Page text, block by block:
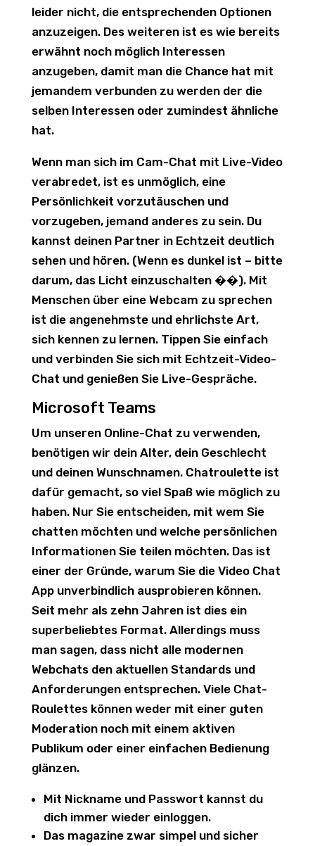
leider nicht, die entsprechenden Optionen
anzuzeigen. Des weiteren ist es wie bereits
erwähnt noch möglich Interessen
anzugeben, damit man die Chance hat mit
jemandem verbunden zu werden der die
selben Interessen oder zumindest ähnliche
hat.
Wenn man sich im Cam-Chat mit Live-Video
verabredet, ist es unmöglich, eine
Persönlichkeit vorzutäuschen und
vorzugeben, jemand anderes zu sein. Du
kannst deinen Partner in Echtzeit deutlich
sehen und hören. (Wenn es dunkel ist – bitte
darum, das Licht einzuschalten ��). Mit
Menschen über eine Webcam zu sprechen
ist die angenehmste und ehrlichste Art,
sich kennen zu lernen. Tippen Sie einfach
und verbinden Sie sich mit Echtzeit-Video-
Chat und genießen Sie Live-Gespräche.
Microsoft Teams
Um unseren Online-Chat zu verwenden,
benötigen wir dein Alter, dein Geschlecht
und deinen Wunschnamen. Chatroulette ist
dafür gemacht, so viel Spaß wie möglich zu
haben. Nur Sie entscheiden, mit wem Sie
chatten möchten und welche persönlichen
Informationen Sie teilen möchten. Das ist
einer der Gründe, warum Sie die Video Chat
App unverbindlich ausprobieren können.
Seit mehr als zehn Jahren ist dies ein
superbeliebtes Format. Allerdings muss
man sagen, dass nicht alle modernen
Webchats den aktuellen Standards und
Anforderungen entsprechen. Viele Chat-
Roulettes können weder mit einer guten
Moderation noch mit einem aktiven
Publikum oder einer einfachen Bedienung
glänzen.
Mit Nickname und Passwort kannst du
dich immer wieder einloggen.
Das magazine zwar simpel und sicher